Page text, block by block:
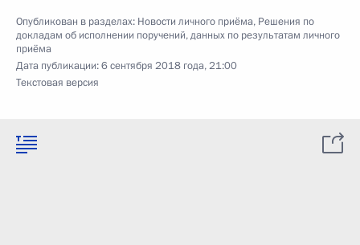
Опубликован в разделах: Новости личного приёма, Решения по
докладам об исполнении поручений, данных по результатам личного
приёма
Дата публикации:6 сентября 2018 года, 21:00
Текстовая версия